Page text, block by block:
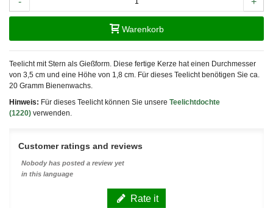
Warenkorb
Teelicht mit Stern als Gießform. Diese fertige Kerze hat einen Durchmesser
von 3,5 cm und eine Höhe von 1,8 cm. Für dieses Teelicht benötigen Sie ca.
20 Gramm Bienenwachs.
Hinweis: Für dieses Teelicht können Sie unsere Teelichtdochte
(1220) verwenden.
Customer ratings and reviews
Nobody has posted a review yet
in this language
Rate it